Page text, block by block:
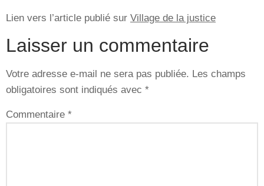
Lien vers l’article publié sur Village de la justice
Laisser un commentaire
Votre adresse e-mail ne sera pas publiée. Les champs
obligatoires sont indiqués avec *
Commentaire *